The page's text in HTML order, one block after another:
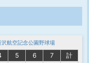
沢航空記念公園野球場
5 6 7
計